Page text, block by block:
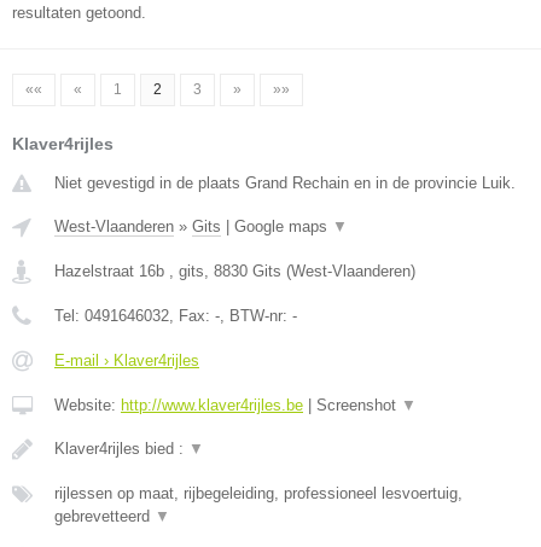
resultaten getoond.
«« « 1 2 3 » »»
Klaver4rijles
Niet gevestigd in de plaats Grand Rechain en in de provincie Luik.
West-Vlaanderen » Gits Google maps ▼
Hazelstraat 16b , gits, 8830 Gits (West-Vlaanderen)
Tel: 0491646032, Fax: -, BTW-nr: -
E-mail › Klaver4rijles
Website: http://www.klaver4rijles.be Screenshot ▼
Klaver4rijles bied : ▼
rijlessen op maat, rijbegeleiding, professioneel lesvoertuig,
gebrevetteerd ▼